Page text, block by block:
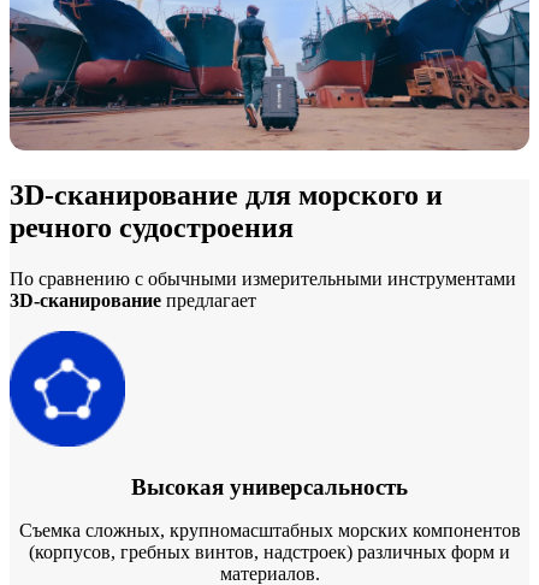
Интраоральный сканер
Aoralscan Elite Wireless
НОВИНКА
Aoralscan Elite
Aoralscan 3 Wireless
Aoralscan 3
Стоматологический 3D-принтер
AccuFab-CEL
AccuFab-L4D/K
FabCure 2
Лабораторный 3D-сканер
AutoScan-DS-EX Pro(H)
3D-сканирование для морского и
речного судостроения
По сравнению с обычными измерительными инструментами
3D-сканирование предлагает
Высокая универсальность
Съемка сложных, крупномасштабных морских компонентов
(корпусов, гребных винтов, надстроек) различных форм и
материалов.